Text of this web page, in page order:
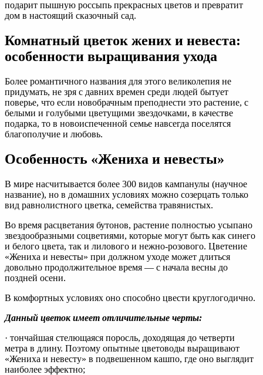
подарит пышную россыпь прекрасных цветов и превратит
дом в настоящий сказочный сад.
Комнатный цветок жених и невеста:
особенности выращивания ухода
Более романтичного названия для этого великолепия не
придумать, не зря с давних времен среди людей бытует
поверье, что если новобрачным преподнести это растение, с
белыми и голубыми цветущими звездочками, в качестве
подарка, то в новоиспеченной семье навсегда поселятся
благополучие и любовь.
Особенность «Жениха и невесты»
В мире насчитывается более 300 видов кампанулы (научное
название), но в домашних условиях можно созерцать только
вид равнолистного цветка, семейства травянистых.
Во время расцветания бутонов, растение полностью усыпано
звездообразными соцветиями, которые могут быть как синего
и белого цвета, так и лилового и нежно-розового. Цветение
«Жениха и невесты» при должном уходе может длиться
довольно продолжительное время — с начала весны до
поздней осени.
В комфортных условиях оно способно цвести круглогодично.
Данный цветок имеет отличительные черты:
· тончайшая стелющаяся поросль, доходящая до четверти
метра в длину. Поэтому опытные цветоводы выращивают
«Жениха и невесту» в подвешенном кашпо, где оно выглядит
наиболее эффектно;